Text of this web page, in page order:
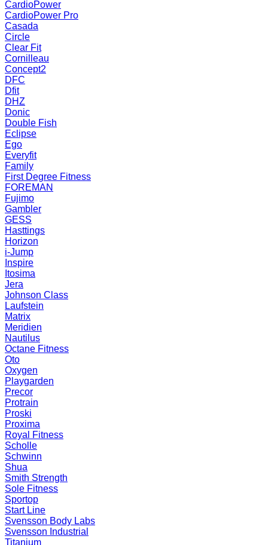
CardioPower
CardioPower Pro
Casada
Circle
Clear Fit
Cornilleau
Concept2
DFC
Dfit
DHZ
Donic
Double Fish
Eclipse
Ego
Everyfit
Family
First Degree Fitness
FOREMAN
Fujimo
Gambler
GESS
Hasttings
Horizon
i-Jump
Inspire
Itosima
Jera
Johnson Class
Laufstein
Matrix
Meridien
Nautilus
Octane Fitness
Oto
Oxygen
Playgarden
Precor
Protrain
Proski
Proxima
Royal Fitness
Scholle
Schwinn
Shua
Smith Strength
Sole Fitness
Sportop
Start Line
Svensson Body Labs
Svensson Industrial
Titanium